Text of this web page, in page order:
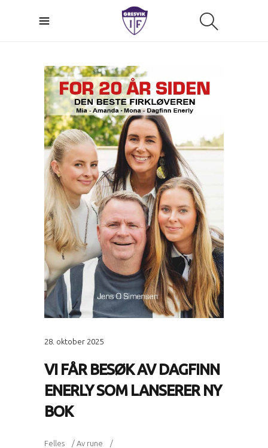
28. oktober 2025
VI FÅR BESØK AV DAGFINN
ENERLY SOM LANSERER NY
BOK
Felles Av rune